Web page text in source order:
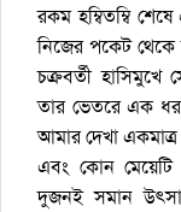
রকম হম্বিতম্বি
নিজের পকেট
চক্রবর্তী
তার ভেতরে এক
আমার দেখা
এবং কোন মেয়েটি
দুজনই সমান